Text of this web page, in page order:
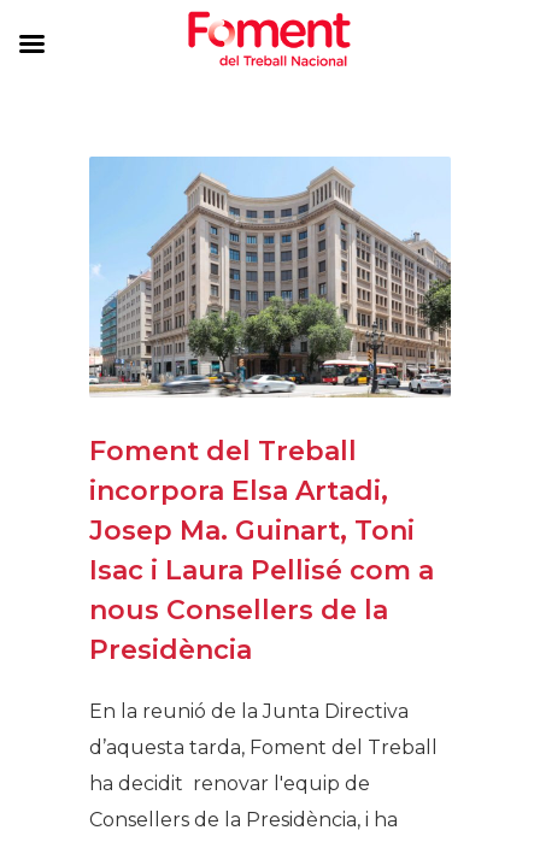
Foment del Treball
incorpora Elsa Artadi,
Josep Ma. Guinart, Toni
Isac i Laura Pellisé com a
nous Consellers de la
Presidència
En la reunió de la Junta Directiva
d’aquesta tarda, Foment del Treball
ha decidit renovar l'equip de
Consellers de la Presidència, i ha